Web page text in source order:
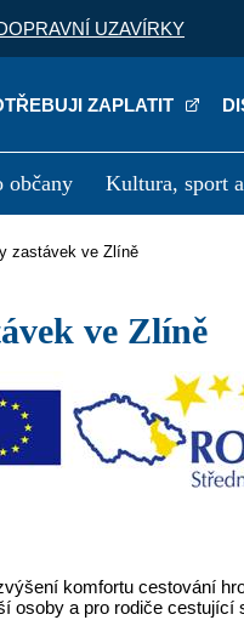
UZAVÍRKY
ZAPLATIT
občany Kultura, sport
zastávek ve Zlíně
ve Zlíně
komfortu cestování
osoby a pro rodiče cestující